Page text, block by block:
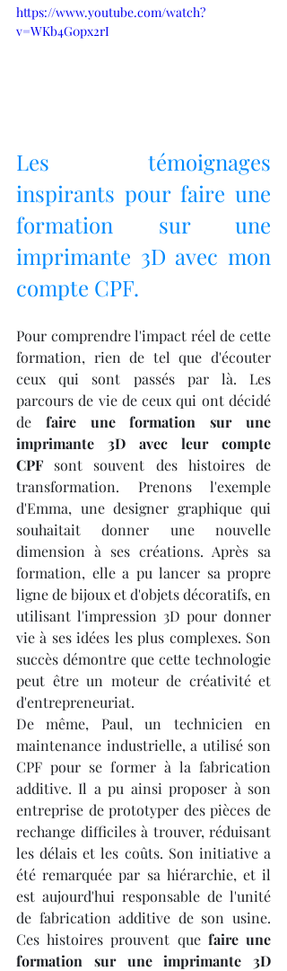
https://www.youtube.com/watch?
v=WKb4G0px2rI
Les témoignages
inspirants pour faire une
formation sur une
imprimante 3D avec mon
compte CPF.
Pour comprendre l'impact réel de cette
formation, rien de tel que d'écouter
ceux qui sont passés par là. Les
parcours de vie de ceux qui ont décidé
de faire une formation sur une
imprimante 3D avec leur compte
CPF sont souvent des histoires de
transformation. Prenons l'exemple
d'Emma, une designer graphique qui
souhaitait donner une nouvelle
dimension à ses créations. Après sa
formation, elle a pu lancer sa propre
ligne de bijoux et d'objets décoratifs, en
utilisant l'impression 3D pour donner
vie à ses idées les plus complexes. Son
succès démontre que cette technologie
peut être un moteur de créativité et
d'entrepreneuriat.
De même, Paul, un technicien en
maintenance industrielle, a utilisé son
CPF pour se former à la fabrication
additive. Il a pu ainsi proposer à son
entreprise de prototyper des pièces de
rechange difficiles à trouver, réduisant
les délais et les coûts. Son initiative a
été remarquée par sa hiérarchie, et il
est aujourd'hui responsable de l'unité
de fabrication additive de son usine.
Ces histoires prouvent que faire une
formation sur une imprimante 3D